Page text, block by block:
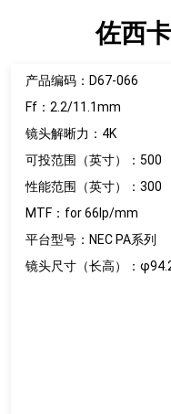
佐西
产品编码：D67-066
Ff：2.2/11.1mm
镜头解晰力：4K
可投范围（英寸）：500
性能范围（英寸）：300
MTF：for 66lp/mm
平台型号：NEC PA系列
镜头尺寸（长高）：